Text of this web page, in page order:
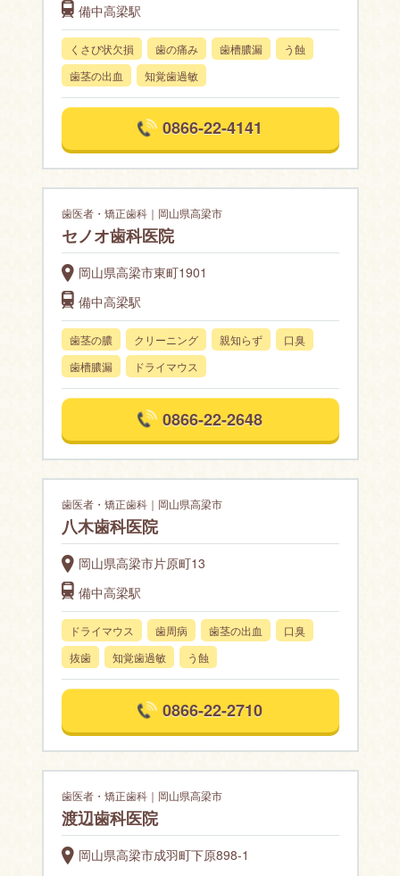
備中高梁駅
くさび状欠損 歯の痛み 歯槽膿漏
う蝕
歯茎の出血
知覚歯過敏
0866-22-4141
歯医者・矯正歯科｜岡山県高梁市
セノオ歯科医院
岡山県高梁市東町1901
備中高梁駅
歯茎の膿 クリーニング 親知らず
口臭
歯槽膿漏
ドライマウス
0866-22-2648
歯医者・矯正歯科｜岡山県高梁市
八木歯科医院
岡山県高梁市片原町13
備中高梁駅
ドライマウス 歯周病 歯茎の出血
口臭
抜歯
知覚歯過敏 う蝕
0866-22-2710
歯医者・矯正歯科｜岡山県高梁市
渡辺歯科医院
岡山県高梁市成羽町下原898-1